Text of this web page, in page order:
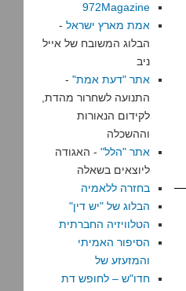
972Magazine
אמת מארץ ישראל -
הבלוג המשובח של אייל
ניב
אתר "דעת אמת" -
התנועה לשחרור מהדת,
לקידום הנאורות
וההשכלה
אתר "הלל" - האגודה
ליוצאים בשאלה
בחזרה ללאמיה
הבלוג של "יש דין"
הטלוויזיה החברתית
הסיפור האמיתי
והמזעזע של
חדו"ש – לחופש דת